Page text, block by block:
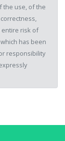
the use, of the
entire risk of
has been
responsibility